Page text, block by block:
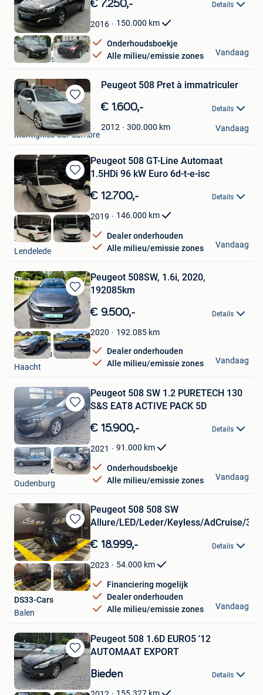
in
Mijn
Favorieten
€ 7.250,- Details
2016 150.000 km
Onderhoudsboekje
Alle milieu/emissie zones
Autobedrijf BOCA
Waasmunster
Vandaag
Bewaren
in
Mijn
Favorieten
Peugeot 508 Pret à immatriculer
€ 1.600,- Details
2012 300.000 km
Daniel
Montignies-Sur-Sambre
Vandaag
Bewaren
in
Mijn
Favorieten
Peugeot 508 GT-Line Automaat
1.5HDi 96 kW Euro 6d-t-e-isc
€ 12.700,- Details
2019 146.000 km
Dealer onderhouden
Alle milieu/emissie zones
HAK Auto
Lendelede
Vandaag
Bewaren
in
Mijn
Favorieten
Peugeot 508SW, 1.6i, 2020,
192085km
€ 9.500,- Details
2020 192.085 km
Dealer onderhouden
Alle milieu/emissie zones
Alexandru
Haacht
Vandaag
Bewaren
in
Mijn
Favorieten
Peugeot 508 SW 1.2 PURETECH 130
S&S EAT8 ACTIVE PACK 5D
€ 15.900,- Details
2021 91.000 km
Onderhoudsboekje
Alle milieu/emissie zones
Autohandel Pieters
Oudenburg
Vandaag
Bewaren
in
Mijn
Favorieten
Peugeot 508 508 SW
Allure/LED/Leder/Keyless/AdCruise/
€ 18.999,- Details
2023 54.000 km
Financiering mogelijk
Dealer onderhouden
Alle milieu/emissie zones
DS33-Cars
Balen
Vandaag
Bewaren
in
Mijn
Favorieten
Peugeot 508 1.6D EURO5 '12
AUTOMAAT EXPORT
Bieden Details